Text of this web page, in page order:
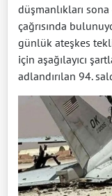
düşmanlıkları
çağrısında
günlük ateşkes
için aşağılayıcı
adlandırılan 94.